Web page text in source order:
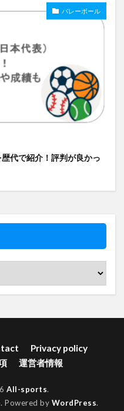
バレーボール
代で紹介！評判が良かっ
Privacy policy
運営者情報
All-sports.
. Powered by WordPress.